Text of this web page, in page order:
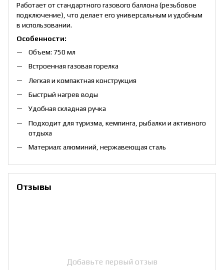
Работает от стандартного газового баллона (резьбовое
подключение), что делает его универсальным и удобным
в использовании.
Особенности:
Объем: 750 мл
Встроенная газовая горелка
Легкая и компактная конструкция
Быстрый нагрев воды
Удобная складная ручка
Подходит для туризма, кемпинга, рыбалки и активного
отдыха
Материал: алюминий, нержавеющая сталь
Отзывы
Добавьте первый отзыв